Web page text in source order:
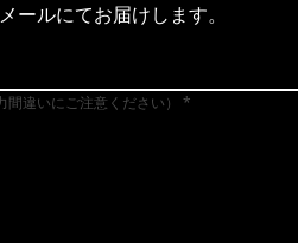
ールにてお届けします。
違いにご注意ください）